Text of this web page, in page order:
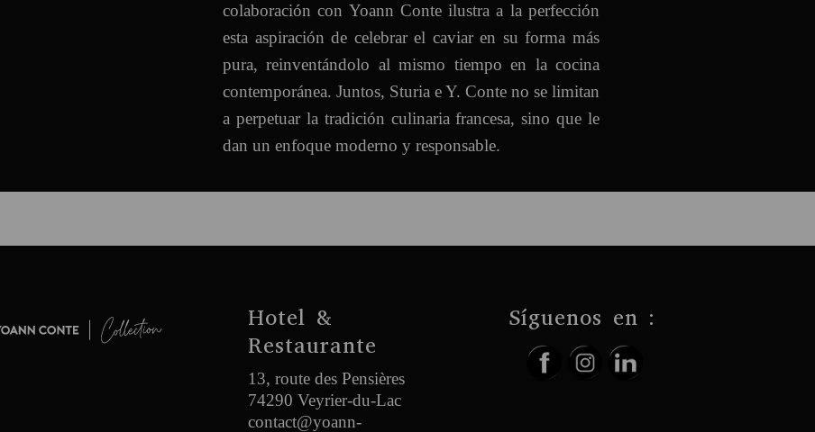
colaboración con Yoann Conte ilustra a la perfección
esta aspiración de celebrar el caviar en su forma más
pura, reinventándolo al mismo tiempo en la cocina
contemporánea. Juntos, Sturia e Y. Conte no se limitan
a perpetuar la tradición culinaria francesa, sino que le
dan un enfoque moderno y responsable.
Hotel &
Restaurante
13, route des Pensières
74290 Veyrier-du-Lac
contact@yoann-
Síguenos en :